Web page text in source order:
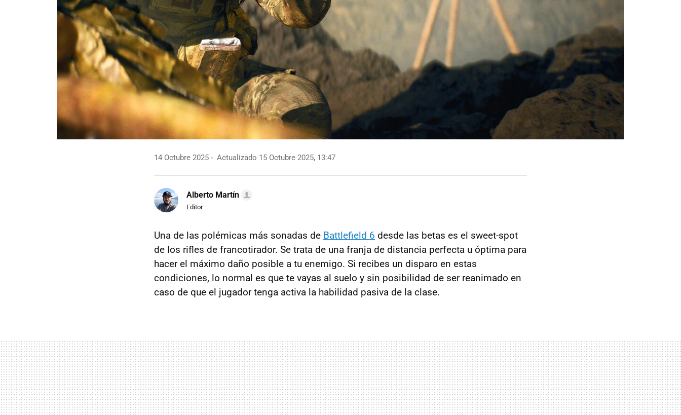
14 Octubre 2025 Actualizado 15 Octubre 2025, 13:47
Alberto Martín
Editor
Una de las polémicas más sonadas de Battlefield 6 desde las betas es el sweet-spot
de los rifles de francotirador. Se trata de una franja de distancia perfecta u óptima para
hacer el máximo daño posible a tu enemigo. Si recibes un disparo en estas
condiciones, lo normal es que te vayas al suelo y sin posibilidad de ser reanimado en
caso de que el jugador tenga activa la habilidad pasiva de la clase.